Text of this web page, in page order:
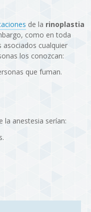
de la rinoplastia
como en toda
asociados cualquier
los conozcan:
que fuman.
la anestesia serían: